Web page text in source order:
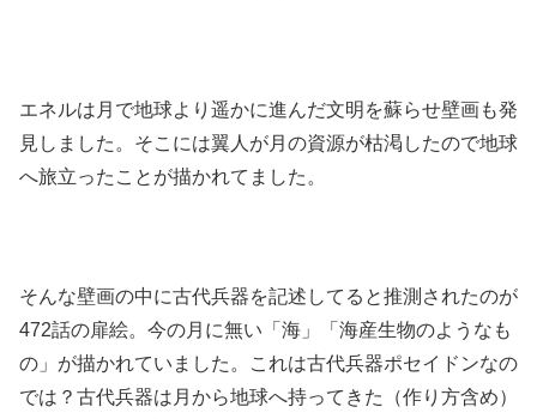
エネルは月で地球より遥かに進んだ文明を蘇らせ壁画も発
見しました。そこには翼人が月の資源が枯渇したので地球
へ旅立ったことが描かれてました。
そんな壁画の中に古代兵器を記述してると推測されたのが
472話の扉絵。今の月に無い「海」「海産生物のようなも
の」が描かれていました。これは古代兵器ポセイドンなの
では？古代兵器は月から地球へ持ってきた（作り方含め）